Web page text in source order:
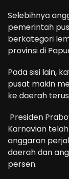
Selebihnya
pemerintah
berkategori
provinsi di
Pada sisi lain,
pusat makin
ke daerah
Presiden
Karnavian
anggaran
daerah dan
persen.